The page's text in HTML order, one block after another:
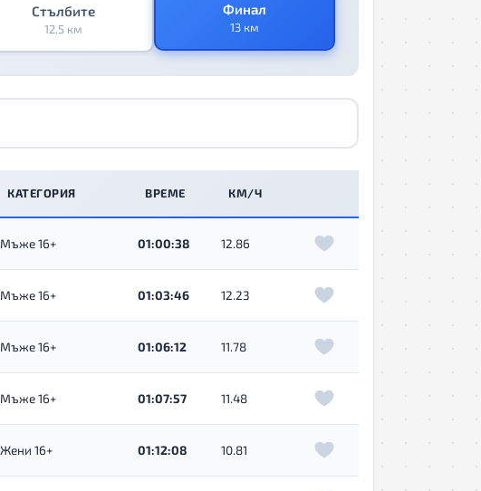
Стълбите
12.5 км
Финал
13 км
КАТЕГОРИЯ ВРЕМЕ КМ/Ч
Мъже 16+ 01:00:38 12.86
Мъже 16+ 01:03:46 12.23
Мъже 16+ 01:06:12 11.78
Мъже 16+ 01:07:57 11.48
Жени 16+ 01:12:08 10.81